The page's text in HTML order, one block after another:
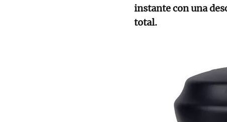
instante con una
total.